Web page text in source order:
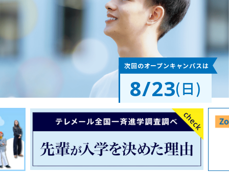
次回のオープンキャンパスは
8/23(日)